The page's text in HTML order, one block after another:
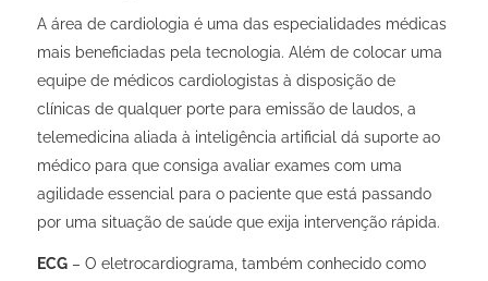
A área de cardiologia é uma das especialidades médicas
mais beneficiadas pela tecnologia. Além de colocar uma
equipe de médicos cardiologistas à disposição de
clínicas de qualquer porte para emissão de laudos, a
telemedicina aliada à inteligência artificial dá suporte ao
médico para que consiga avaliar exames com uma
agilidade essencial para o paciente que está passando
por uma situação de saúde que exija intervenção rápida.
ECG– O eletrocardiograma, também conhecido como